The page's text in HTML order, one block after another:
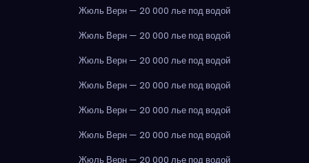
Жюль Верн — 20 000 лье под водой
Жюль Верн — 20 000 лье под водой
Жюль Верн — 20 000 лье под водой
Жюль Верн — 20 000 лье под водой
Жюль Верн — 20 000 лье под водой
Жюль Верн — 20 000 лье под водой
Жюль Верн — 20 000 лье под водой